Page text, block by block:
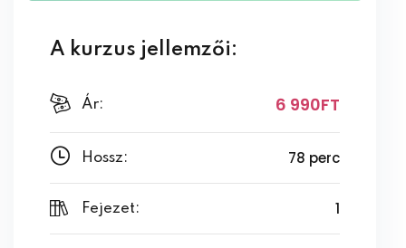
A kurzus jellemzői:
Ár: 6 990FT
Hossz: 78 perc
Fejezet: 1